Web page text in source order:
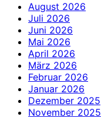
August 2026
Juli 2026
Juni 2026
Mai 2026
April 2026
März 2026
Februar 2026
Januar 2026
Dezember 2025
November 2025